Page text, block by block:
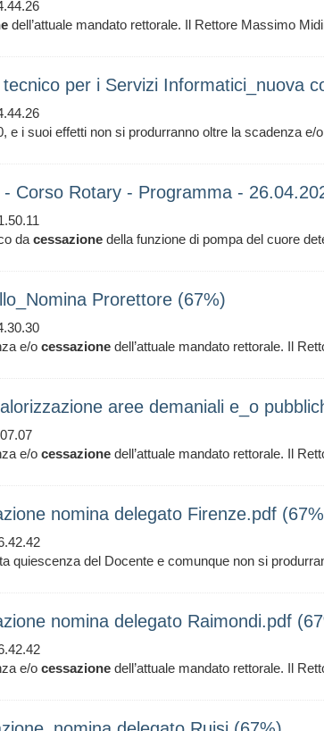
dell’attuale mandato rettorale. Il Rettore Massimo
tecnico per i Servizi Informatici_nuova
e i suoi effetti non si produrranno oltre la scadenza e/o
- Corso Rotary - Programma -
da cessazione della funzione di pompa del cuore
Prorettore (67%)
e/o cessazione dell’attuale mandato rettorale. Il
aree demaniali e_o
e/o cessazione dell’attuale mandato rettorale. Il
nomina delegato Firenze.pdf
quiescenza del Docente e comunque non si
nomina delegato Raimondi.pdf
e/o cessazione dell’attuale mandato rettorale. Il